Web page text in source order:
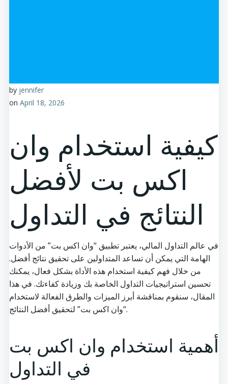
by jennifer
on April 18, 2026
كيفية استخدام وان
اكس بت لأفضل
النتائج في التداول
في عالم التداول المالي، يعتبر تطبيق “وان اكس بت” من الأدوات
الهامة التي يمكن أن تساعد المتداولين على تحقيق نتائج أفضل.
من خلال فهم كيفية استخدام هذه الأداة بشكل فعال، يمكنك
تحسين استراتيجيات التداول الخاصة بك وزيادة كفاءتك. في هذا
المقال، سنقوم بمناقشة أبرز الميزات والطرق الفعالة لاستخدام
“وان اكس بت” لتحقيق أفضل النتائج.
أهمية استخدام وان اكس بت
في التداول